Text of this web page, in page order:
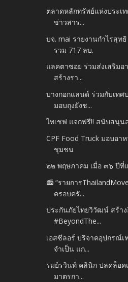
ตลาดหลักทรัพย์แห่งประเ
ข่าวสาร...
บจ. mai รายงานกำไรสุท
รวม 717 ลบ.
แลคตาซอย ร่วมส่งเสริม
สร้างรา...
บางกอกแลนด์ ร่วมกับเทศ
มอบถุงยังช...
ไทเชฟ แจกฟรี!! สนับสนุน
CPF Food Truck มอบอา
ชุมชน
๒๒ พฤษภาคม เมื่อ ๓๖ ปีที่
📻 “รายการ
ครอบครั...
ประกันภัยไทยวิวัฒน์ สร้าง
#BeyondThe...
เอสซีลอร์ บริจาคอุปกรณ์
จำเป็น แก...
รมย์รวินท์ คลินิก ปลดล็อค
มาตรกา...